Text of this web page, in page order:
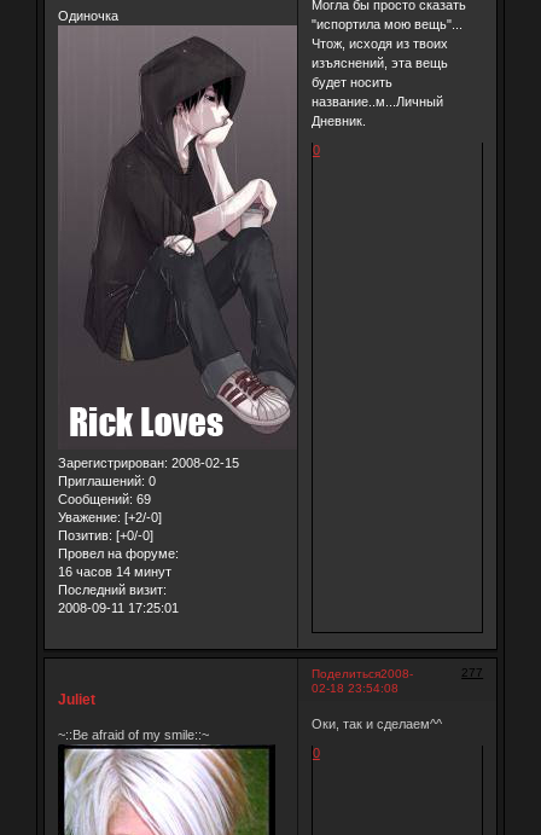
Одиночка
Зарегистрирован: 2008-02-15
Приглашений: 0
Сообщений: 69
Уважение: [+2/-0]
Позитив: [+0/-0]
Провел на форуме:
16 часов 14 минут
Последний визит:
2008-09-11 17:25:01
Могла бы просто сказать
"испортила мою вещь"...
Чтож, исходя из твоих
изъяснений, эта вещь
будет носить
название..м...Личный
Дневник.
0
Поделиться 277
2008-
02-18 23:54:08
Juliet
~::Be afraid of my smile::~
Оки, так и сделаем^^
0